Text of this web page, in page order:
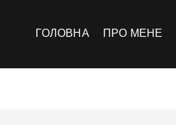
ГОЛОВНА ПРО МЕНЕ